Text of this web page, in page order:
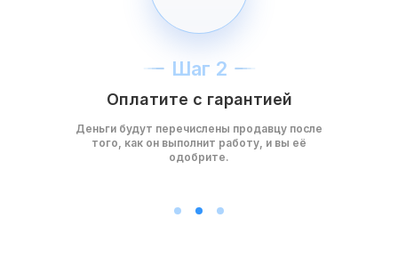
Шаг 2
Оплатите с гарантией
Деньги будут перечислены продавцу после
того, как он выполнит работу, и вы её
одобрите.